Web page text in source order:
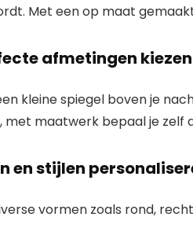
Met een op maat
afmetingen kiezen
kleine spiegel boven je
met maatwerk bepaal je zelf
en stijlen
vormen zoals rond,